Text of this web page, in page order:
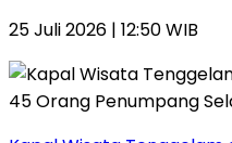
25 Juli 2026 | 12:50 WIB